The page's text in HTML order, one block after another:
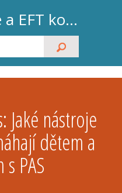
Psychoterapie a EFT koučink
Jaké nástroje
dětem a
PAS